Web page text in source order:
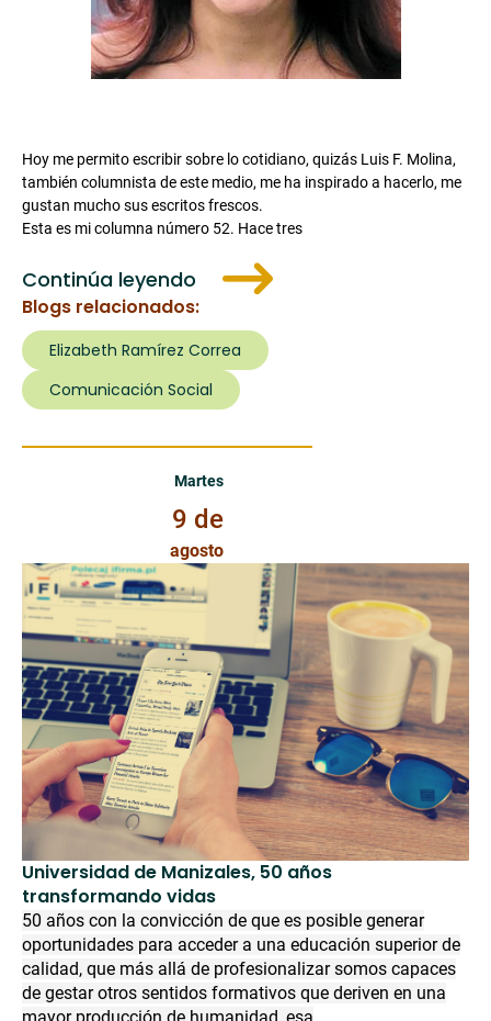
Hoy me permito escribir sobre lo cotidiano, quizás Luis F. Molina,
también columnista de este medio, me ha inspirado a hacerlo, me
gustan mucho sus escritos frescos.
Esta es mi columna número 52. Hace tres
Continúa leyendo
Blogs relacionados:
Elizabeth Ramírez Correa
Comunicación Social
Martes 9 de Agosto de 2022
Martes
9 de
agosto
Universidad de Manizales, 50 años
transformando vidas
50 años con la convicción de que es posible generar
oportunidades para acceder a una educación superior de
calidad, que más allá de profesionalizar somos capaces
de gestar otros sentidos formativos que deriven en una